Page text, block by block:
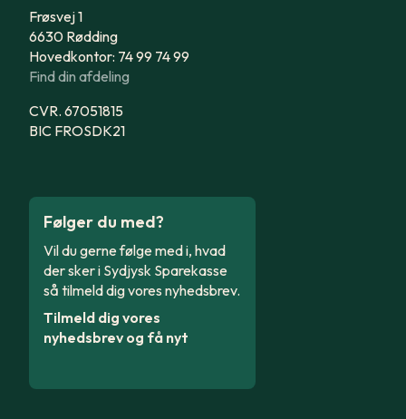
Frøsvej 1
6630 Rødding
Hovedkontor: 74 99 74 99
Find din afdeling
CVR. 67051815
BIC FROSDK21
Følger du med?
Vil du gerne følge med i, hvad
der sker i Sydjysk Sparekasse
så tilmeld dig vores nyhedsbrev.
Tilmeld dig vores
nyhedsbrev og få nyt